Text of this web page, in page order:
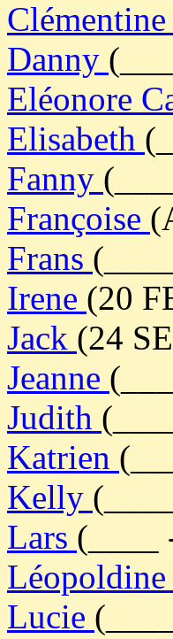
Clémentine
Danny
Eléonore
Elisabeth
Fanny
Françoise
Frans
Irene (20
Jack (24
Jeanne
Judith
Katrien
Kelly
Lars (____
Lucie